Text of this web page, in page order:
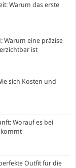
Warum das erste
Warum eine präzise
ist
sich Kosten und
Worauf es bei
Outfit für die